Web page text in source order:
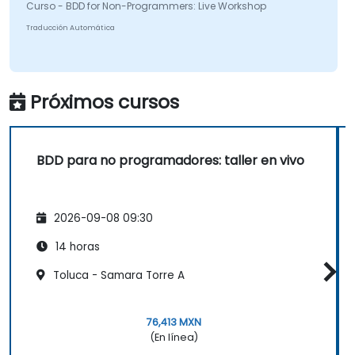
Desempeñar un papel más activo en el
ciclo iterativo de desarrollo.
Curso - BDD for Non-Programmers: Live Workshop
Traducción Automática
Próximos cursos
BDD para no programadores: taller en vivo
2026-09-08 09:30
14 horas
Toluca - Samara Torre A
76,413 MXN
(En línea)